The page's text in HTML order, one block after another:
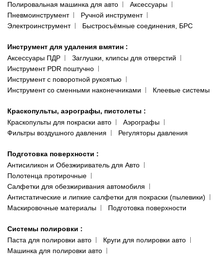
Полировальная машинка для авто
Аксессуары
Пневмоинструмент
Ручной инструмент
Электроинструмент
Быстросъёмные соединения, БРС
Инструмент для удаления вмятин :
Аксессуары ПДР
Заглушки, клипсы для отверстий
Инструмент PDR поштучно
Инструмент с поворотной рукоятью
Инструмент со сменными наконечниками
Клеевые системы
Краскопульты, аэрографы, пистолеты :
Краскопульты для покраски авто
Аэрографы
Фильтры воздушного давления
Регуляторы давления
Подготовка поверхности :
Антисиликон и Обезжириватель для Авто
Полотенца протирочные
Салфетки для обезжиривания автомобиля
Антистатические и липкие салфетки для покраски (пылевики)
Маскировочные материалы
Подготовка поверхности
Системы полировки :
Паста для полировки авто
Круги для полировки авто
Машинка для полировки авто